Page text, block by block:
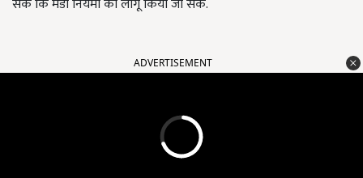
सके कि मंडी नियमों को लागू किया जा सके.
ADVERTISEMENT